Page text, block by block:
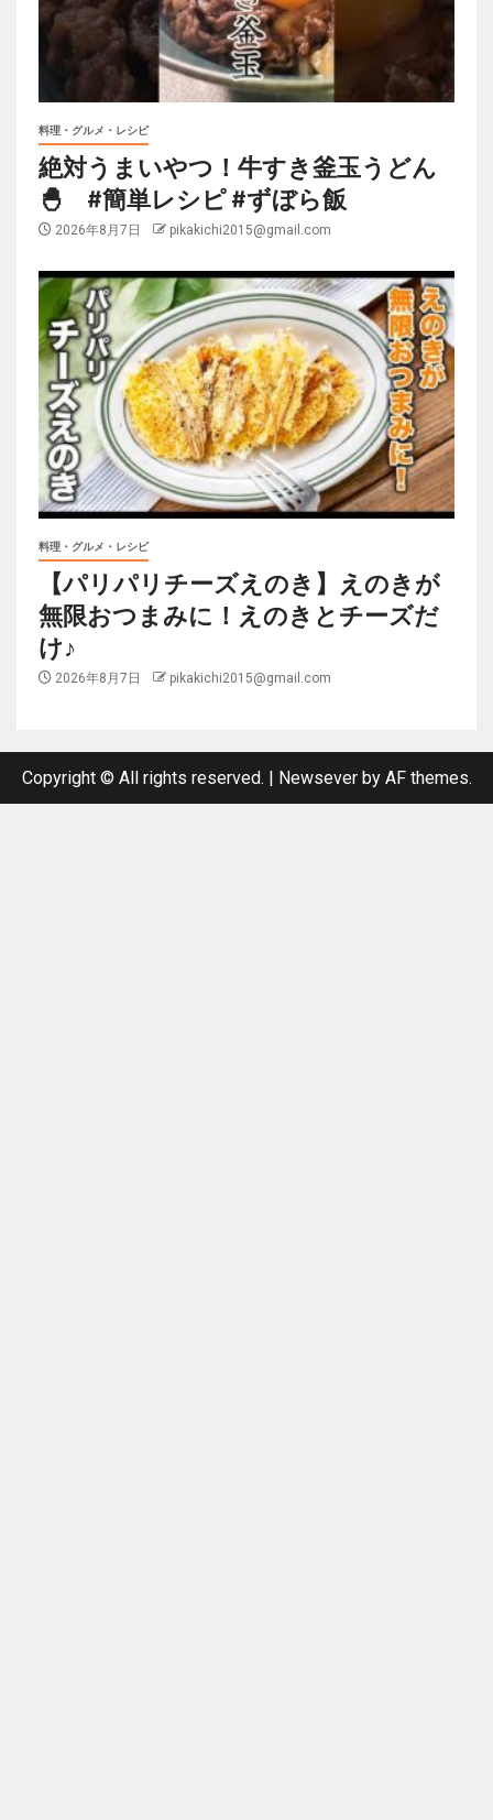
料理・グルメ・レシピ
絶対うまいやつ！牛すき釜玉うどん
🐣 #簡単レシピ #ずぼら飯
2026年8月7日 pikakichi2015@gmail.com
料理・グルメ・レシピ
【パリパリチーズえのき】えのきが
無限おつまみに！えのきとチーズだ
け♪
2026年8月7日 pikakichi2015@gmail.com
Copyright © All rights reserved. | Newseverby AF themes.